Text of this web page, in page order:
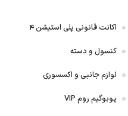
با استفاده از موسیقی‌های پویا
در
اکانت قانونی پلی استیشن ۴
کنسول و دسته
لوازم جانبی و اکسسوری
پوبوگیم روم VIP